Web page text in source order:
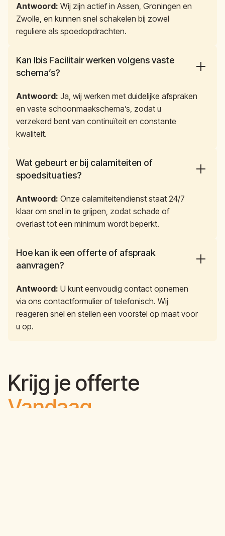
Antwoord: Wij zijn actief in Assen, Groningen en
Zwolle, en kunnen snel schakelen bij zowel
reguliere als spoedopdrachten.
Kan Ibis Facilitair werken volgens vaste
schema’s?
Antwoord: Ja, wij werken met duidelijke afspraken
en vaste schoonmaakschema’s, zodat u
verzekerd bent van continuïteit en constante
kwaliteit.
Wat gebeurt er bij calamiteiten of
spoedsituaties?
Antwoord: Onze calamiteitendienst staat 24/7
klaar om snel in te grijpen, zodat schade of
overlast tot een minimum wordt beperkt.
Hoe kan ik een offerte of afspraak
aanvragen?
Antwoord: U kunt eenvoudig contact opnemen
via ons contactformulier of telefonisch. Wij
reageren snel en stellen een voorstel op maat voor
u op.
Krijg je offerte
Vandaag